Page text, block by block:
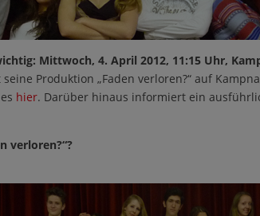
Mittwoch, 4. April 2012, 11:15 Uhr,
Produktion „Faden verloren?“ auf
hier. Darüber hinaus informiert ein
verloren?“?